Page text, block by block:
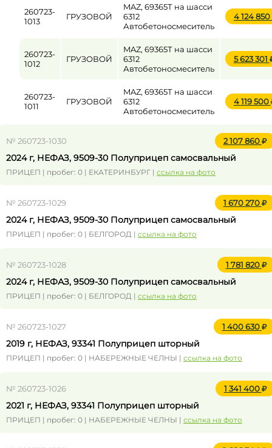
260723-
1013
ГРУЗОВОЙ
MAZ, 69365Т на шасси
6312
Автобетоносмеситель
4 124 850
260723-
1012
ГРУЗОВОЙ
MAZ, 69365Т на шасси
6312
Автобетоносмеситель
5 623 301
260723-
1011
ГРУЗОВОЙ
MAZ, 69365Т на шасси
6312
Автобетоносмеситель
4 119 500
№ 260723-1030 2 107 860
2024 г, НЕФАЗ, 9509-30 Полуприцеп самосвальный
ПРИЦЕП | пробег: 0 | ЕКАТЕРИНБУРГ | ссылка на фото
№ 260723-1029 1 670 270
2024 г, НЕФАЗ, 9509-30 Полуприцеп самосвальный
ПРИЦЕП | пробег: 0 | БЕЛГОРОД | ссылка на фото
№ 260723-1028 1 781 820
2024 г, НЕФАЗ, 9509-30 Полуприцеп самосвальный
ПРИЦЕП | пробег: 0 | БЕЛГОРОД | ссылка на фото
№ 260723-1027 1 400 630
2019 г, НЕФАЗ, 93341 Полуприцеп шторный
ПРИЦЕП | пробег: 0 | НАБЕРЕЖНЫЕ ЧЕЛНЫ | ссылка на фото
№ 260723-1026 1 341 400
2021 г, НЕФАЗ, 93341 Полуприцеп шторный
ПРИЦЕП | пробег: 0 | НАБЕРЕЖНЫЕ ЧЕЛНЫ | ссылка на фото